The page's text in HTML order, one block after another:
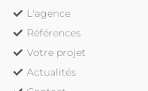
L'agence
Références
Votre projet
Actualités